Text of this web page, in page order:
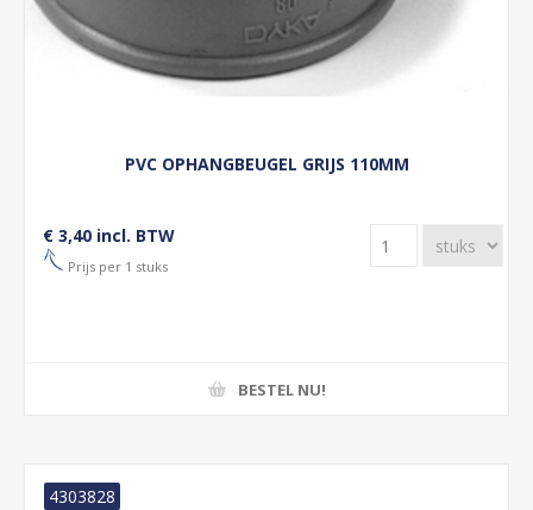
PVC OPHANGBEUGEL GRIJS 110MM
€ 3,40 incl. BTW
Prijs per 1 stuks
BESTEL NU!
4303828